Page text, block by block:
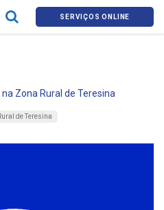
SERVIÇOS ONLINE
Zona Rural de Teresina
de Teresina